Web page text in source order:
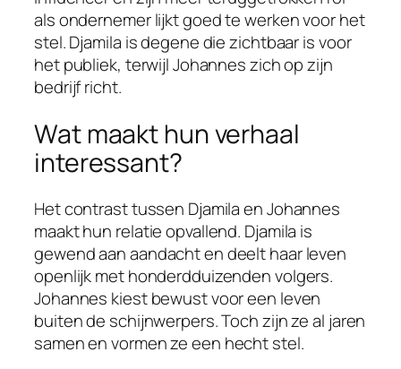
als ondernemer lijkt goed te werken voor het
stel. Djamila is degene die zichtbaar is voor
het publiek, terwijl Johannes zich op zijn
bedrijf richt.
Wat maakt hun verhaal
interessant?
Het contrast tussen Djamila en Johannes
maakt hun relatie opvallend. Djamila is
gewend aan aandacht en deelt haar leven
openlijk met honderdduizenden volgers.
Johannes kiest bewust voor een leven
buiten de schijnwerpers. Toch zijn ze al jaren
samen en vormen ze een hecht stel.